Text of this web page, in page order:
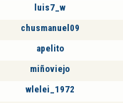
luis7_w
chusmanuel09
apelito
miñoviejo
wlelei_1972